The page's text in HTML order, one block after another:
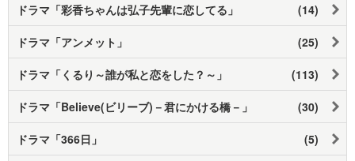
ドラマ「彩香ちゃんは弘子先輩に恋してる」 (14)
ドラマ「アンメット」 (25)
ドラマ「くるり～誰が私と恋をした？～」 (113)
ドラマ「Believe(ビリーブ)－君にかける橋－」 (30)
ドラマ「366日」 (5)